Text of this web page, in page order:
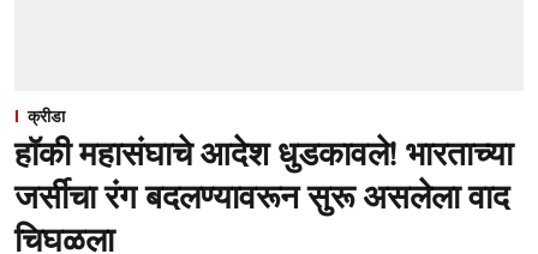
क्रीडा
हॉकी महासंघाचे आदेश धुडकावले! भारताच्या
जर्सीचा रंग बदलण्यावरून सुरू असलेला वाद
चिघळला